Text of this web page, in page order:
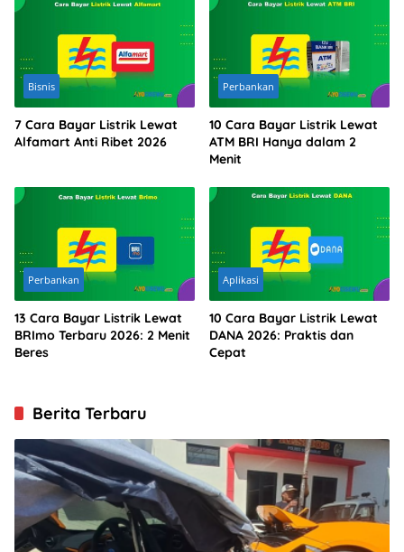
Bisnis
7 Cara Bayar Listrik Lewat
Alfamart Anti Ribet 2026
Perbankan
10 Cara Bayar Listrik Lewat
ATM BRI Hanya dalam 2
Menit
Perbankan
13 Cara Bayar Listrik Lewat
BRImo Terbaru 2026: 2 Menit
Beres
Aplikasi
10 Cara Bayar Listrik Lewat
DANA 2026: Praktis dan
Cepat
Berita Terbaru